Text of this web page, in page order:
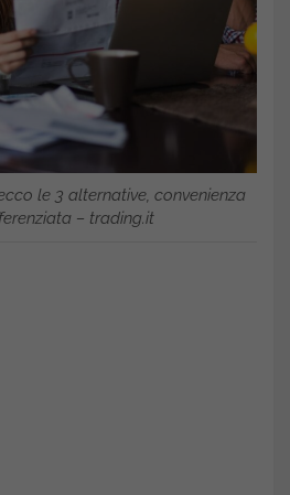
le 3 alternative, convenienza
– trading.it